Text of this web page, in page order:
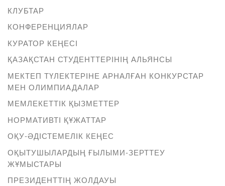
КЛУБТАР
КОНФЕРЕНЦИЯЛАР
КУРАТОР КЕҢЕСІ
ҚАЗАҚСТАН СТУДЕНТТЕРІНІҢ АЛЬЯНСЫ
МЕКТЕП ТҮЛЕКТЕРІНЕ АРНАЛҒАН КОНКУРСТАР
МЕН ОЛИМПИАДАЛАР
МЕМЛЕКЕТТІК ҚЫЗМЕТТЕР
НОРМАТИВТІ ҚҰЖАТТАР
ОҚУ-ӘДІСТЕМЕЛІК КЕҢЕС
ОҚЫТУШЫЛАРДЫҢ ҒЫЛЫМИ-ЗЕРТТЕУ
ЖҰМЫСТАРЫ
ПРЕЗИДЕНТТІҢ ЖОЛДАУЫ